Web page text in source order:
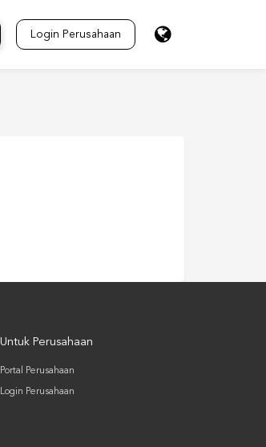
Login Perusahaan
Untuk Perusahaan
Portal Perusahaan
Login Perusahaan